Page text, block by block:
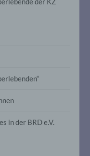
in der BRD e.V.
Form der
oder die
Verarbeitung
ist die
mit dem Ziel,